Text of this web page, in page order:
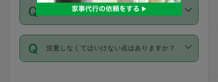
を依頼してください。
に参考にしてください。
参考：【詳細】タスカジさんの登録に際
万が一損害が発生した場合は、その場の
写真を撮り、
詳細FAQ：
損害賠償保険について教えて
1. 直前キャンセル（定期、スポット契約
共通）
72時間を超える※と、以下のキャンセル
料が発生します。
せんが、「一回のみ」依頼を活用するこ
とによって、気に入ったタスカジさんを
まず、条件の合う気になるタスカジさ
不在の場合にもお願いできますか？
不在の場合の作業はタスカジさんの同意
が必要です。数回の依頼ののち、タスカ
ジさんと依頼者の間で十分な信頼関係が
注意しなくてはいけない点はありますか？